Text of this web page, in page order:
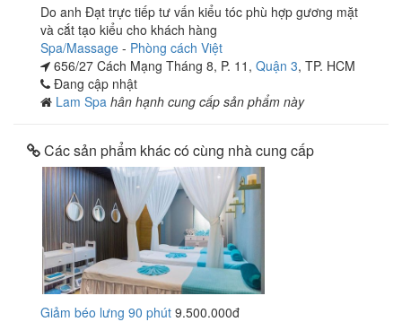
Do anh Đạt trực tiếp tư vấn kiểu tóc phù hợp gương mặt
và cắt tạo kiểu cho khách hàng
Spa/Massage - Phòng cách Việt
656/27 Cách Mạng Tháng 8, P. 11, Quận 3, TP. HCM
Đang cập nhật
Lam Spa hân hạnh cung cấp sản phẩm này
Các sản phẩm khác có cùng nhà cung cấp
Giảm béo lưng 90 phút 9.500.000đ